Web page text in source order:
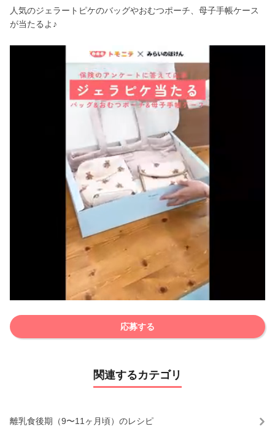
人気のジェラートピケのバッグやおむつポーチ、母子手帳ケース
が当たるよ♪
応募する
関連するカテゴリ
離乳食後期（9〜11ヶ月頃）のレシピ